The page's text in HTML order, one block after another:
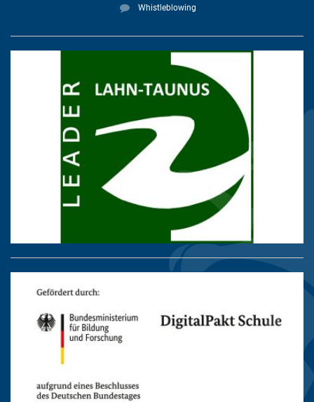
Whistleblowing